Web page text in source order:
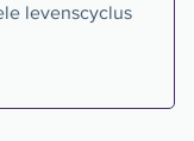
levenscyclus